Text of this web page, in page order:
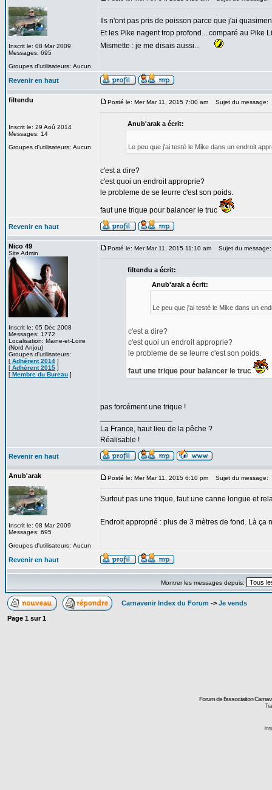
Inscrit le: 08 Mar 2009
Messages: 695
Groupes d'utilisateurs: Aucun
Ils n'ont pas pris de poisson parce que j'ai
Et les Pike nagent trop profond... comparé au Pike
Mismette : je me disais aussi...
Revenir en haut
filtendu
Inscrit le: 29 Aoû 2014
Messages: 14
Groupes d'utilisateurs: Aucun
Posté le: Mer Mar 11, 2015 7:00 am Sujet du message:
Anub'arak a écrit:
Le peu que j'ai testé le Mike dans un endroit
c'est a dire?
c'est quoi un endroit approprie?
le probleme de se leurre c'est son poids.
faut une trique pour balancer le truc
Revenir en haut
Nico 49
Site Admin
Inscrit le: 05 Déc 2008
Messages: 1772
Localisation: Maine-et-Loire
(Nord Anjou)
Groupes d'utilisateurs:
[ Adhérent 2014 ]
[ Adhérent 2015 ]
[ Membre du Bureau ]
Posté le: Mer Mar 11, 2015 11:10 am Sujet du message:
filtendu a écrit:
Anub'arak a écrit:
Le peu que j'ai testé le Mike dans un
c'est a dire?
c'est quoi un endroit approprie?
le probleme de se leurre c'est son poids.
faut une trique pour balancer le truc
pas forcément une trique !
La France, haut lieu de la pêche ?
Réalisable !
Revenir en haut
Anub'arak
Inscrit le: 08 Mar 2009
Messages: 695
Groupes d'utilisateurs: Aucun
Posté le: Mer Mar 11, 2015 6:10 pm Sujet du message:
Surtout pas une trique, faut une canne longue et
Endroit approprié : plus de 3 mètres de fond. Là ça
Revenir en haut
Montrer les messages depuis:
Carnavenir Index du Forum -> Je vends
Page 1 sur1
Forum de l'association